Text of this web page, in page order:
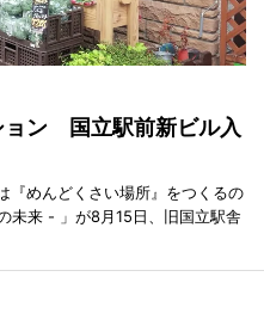
ョン 国立駅前新ビル入
『めんどくさい場所』をつくるの
未来 - 」が8月15日、旧国立駅舎